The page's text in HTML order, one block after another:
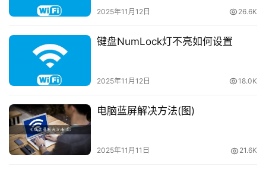
1
.
1
T
P
2025年11月12日 26.6K
键盘NumLock灯不亮如何设置
2025年11月12日 18.0K
电脑蓝屏解决方法(图)
2025年11月11日 21.6K